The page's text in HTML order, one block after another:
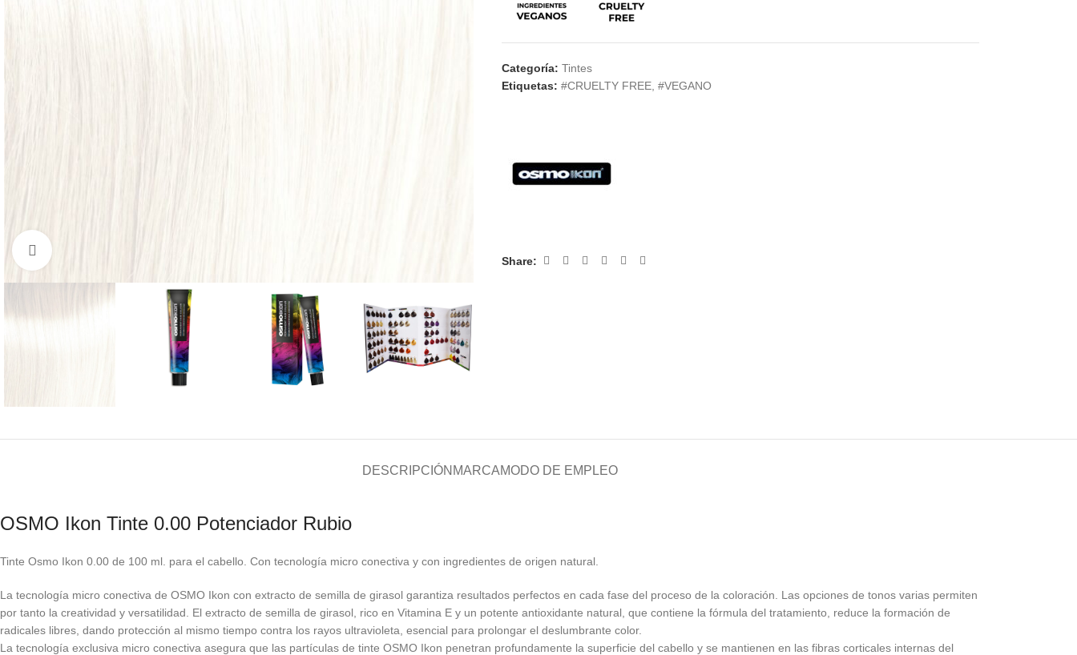
Categoría: Tintes
Etiquetas: #CRUELTY FREE, #VEGANO
Share:
DESCRIPCIÓN MARCAMODO DE EMPLEO
OSMO Ikon Tinte 0.00 Potenciador Rubio
Tinte Osmo Ikon 0.00 de 100 ml. para el cabello. Con tecnología micro conectiva y con ingredientes de origen natural.
La tecnología micro conectiva de OSMO Ikon con extracto de semilla de girasol garantiza resultados perfectos en cada fase del proceso de la coloración. Las opciones de tonos varias permiten
por tanto la creatividad y versatilidad. El extracto de semilla de girasol, rico en Vitamina E y un potente antioxidante natural, que contiene la fórmula del tratamiento, reduce la formación de
radicales libres, dando protección al mismo tiempo contra los rayos ultravioleta, esencial para prolongar el deslumbrante color.
La tecnología exclusiva micro conectiva asegura que las partículas de tinte OSMO Ikon penetran profundamente la superficie del cabello y se mantienen en las fibras corticales internas del